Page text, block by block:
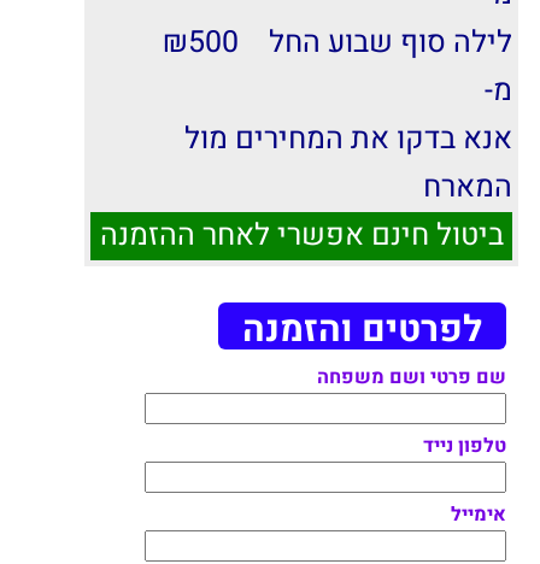
לילה סוף שבוע החל
מ-
500
₪
אנא בדקו את המחירים מול
המארח
ביטול חינם אפשרי לאחר ההזמנה
לפרטים והזמנה
שם פרטי ושם משפחה
טלפון נייד
אימייל